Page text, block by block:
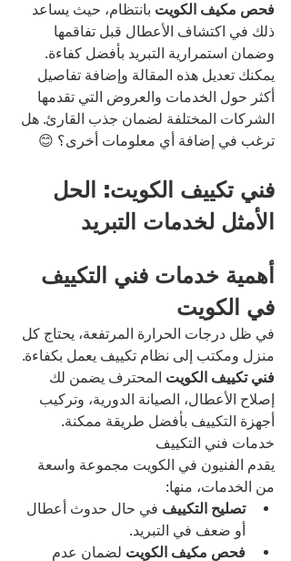
فحص مكيف الكويت بانتظام، حيث يساعد
ذلك في اكتشاف الأعطال قبل تفاقمها
وضمان استمرارية التبريد بأفضل كفاءة.
يمكنك تعديل هذه المقالة وإضافة تفاصيل
أكثر حول الخدمات والعروض التي تقدمها
الشركات المختلفة لضمان جذب القارئ. هل
ترغب في إضافة أي معلومات أخرى؟ 😊
فني تكييف الكويت: الحل
الأمثل لخدمات التبريد
أهمية خدمات فني التكييف
في الكويت
في ظل درجات الحرارة المرتفعة، يحتاج كل
منزل ومكتب إلى نظام تكييف يعمل بكفاءة.
فني تكييف الكويت المحترف يضمن لك
إصلاح الأعطال، الصيانة الدورية، وتركيب
أجهزة التكييف بأفضل طريقة ممكنة.
خدمات فني التكييف
يقدم الفنيون في الكويت مجموعة واسعة
من الخدمات، منها:
تصليح التكييف في حال حدوث أعطال
أو ضعف في التبريد.
فحص مكيف الكويت لضمان عدم